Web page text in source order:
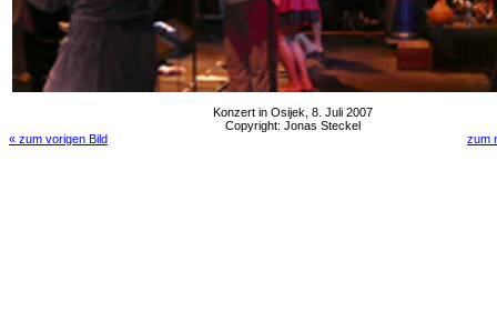
Konzert in Osijek, 8. Juli 2007
Copyright: Jonas Steckel
« zum vorigen Bild
zum